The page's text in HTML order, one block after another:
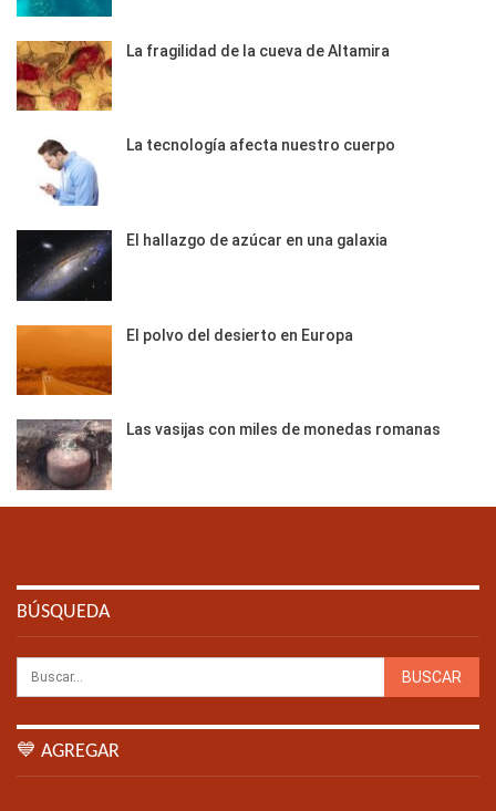
La fragilidad de la cueva de Altamira
La tecnología afecta nuestro cuerpo
El hallazgo de azúcar en una galaxia
El polvo del desierto en Europa
Las vasijas con miles de monedas romanas
BÚSQUEDA
💙 AGREGAR